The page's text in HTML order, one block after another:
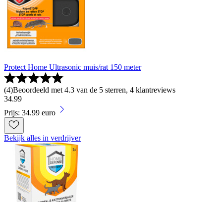
Protect Home Ultrasonic muis/rat 150 meter
(4)Beoordeeld met 4.3 van de 5 sterren, 4 klantreviews
34.99
Prijs: 34.99 euro
Bekijk alles in verdrijver